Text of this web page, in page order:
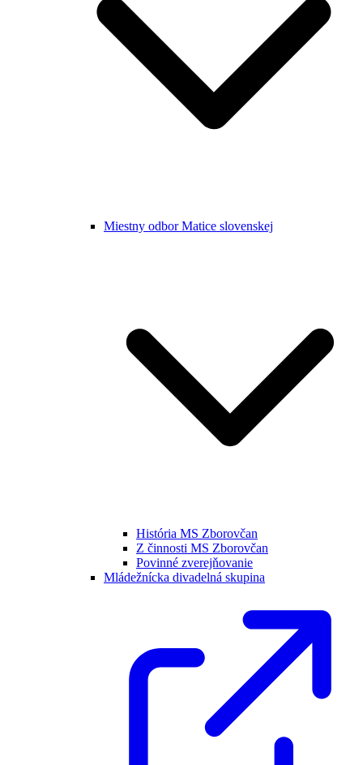
Miestny odbor Matice slovenskej
História MS Zborovčan
Z činnosti MS Zborovčan
Povinné zverejňovanie
Mládežnícka divadelná skupina